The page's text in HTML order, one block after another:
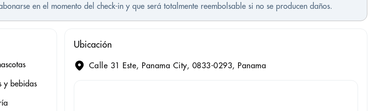
en el momento del check-in y que será totalmente reembolsable si no se producen daños.
y bebidas
Ubicación
Calle 31 Este, Panama City, 0833-0293, Panama